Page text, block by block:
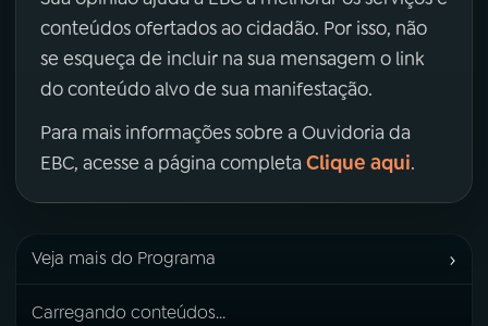
conteúdos ofertados ao cidadão. Por isso, não
se esqueça de incluir na sua mensagem o link
do conteúdo alvo de sua manifestação.
Para mais informações sobre a Ouvidoria da
EBC, acesse a página completa Clique aqui.
Veja mais do Programa ›
Carregando conteúdos...